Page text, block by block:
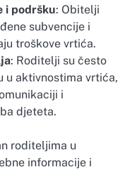
i podršku: Obitelji
subvencije i
troškove vrtića.
: Roditelji su često
u aktivnostima vrtića,
i
djeteta.
roditeljima u
informacije i